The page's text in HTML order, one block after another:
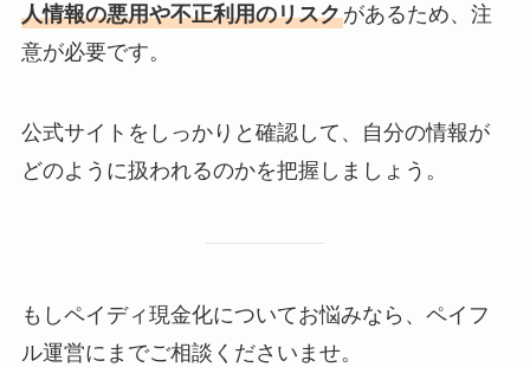
人情報の悪用や不正利用のリスクがあるため、注
意が必要です。
公式サイトをしっかりと確認して、自分の情報が
どのように扱われるのかを把握しましょう。
もしペイディ現金化についてお悩みなら、ペイフ
ル運営にまでご相談くださいませ。